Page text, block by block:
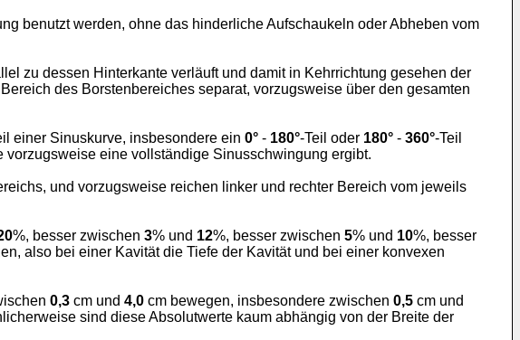
benutzt werden, ohne das hinderliche Aufschaukeln oder Abheben vom
zu dessen Hinterkante verläuft und damit in Kehrrichtung gesehen der
des Borstenbereiches separat, vorzugsweise über den gesamten
einer Sinuskurve, insbesondere ein 0° - 180°-Teil oder 180° - 360°-Teil
eine vollständige Sinusschwingung ergibt.
und vorzugsweise reichen linker und rechter Bereich vom jeweils
%, besser zwischen 3% und 12%, besser zwischen 5% und 10%, besser
also bei einer Kavität die Tiefe der Kavität und bei einer konvexen
0,3 cm und 4,0 cm bewegen, insbesondere zwischen 0,5 cm und
sind diese Absolutwerte kaum abhängig von der Breite der